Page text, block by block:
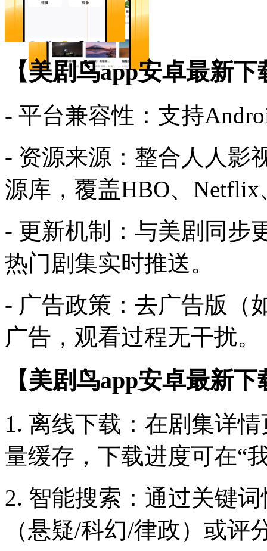
【美剧鸟app安卓最新
- 平台兼容性：支持
- 资源来源：整合人人影
源库，覆盖HBO、
- 更新机制：与美剧同步
热门剧集实时推送。
- 广告政策：去广告版（
广告，观看过程无干扰。
【美剧鸟app安卓最新
1. 离线下载：在剧集详
量缓存，下载进度可在“
2. 智能搜索：通过关键
（悬疑/科幻/律政）或